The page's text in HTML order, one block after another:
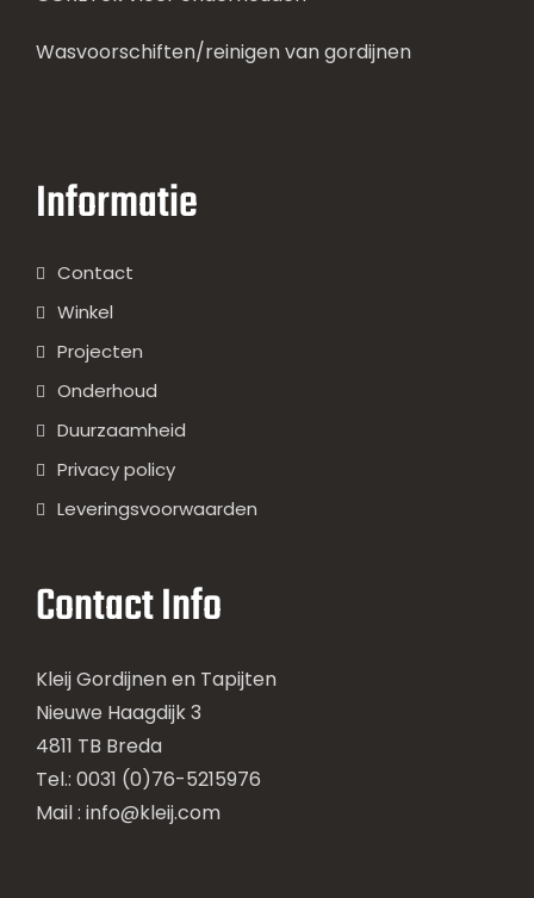
Wasvoorschiften/reinigen van gordijnen
Informatie
Contact
Winkel
Projecten
Onderhoud
Duurzaamheid
Privacy policy
Leveringsvoorwaarden
Contact Info
Kleij Gordijnen en Tapijten
Nieuwe Haagdijk 3
4811 TB Breda
Tel.: 0031 (0)76-5215976
Mail : info@kleij.com